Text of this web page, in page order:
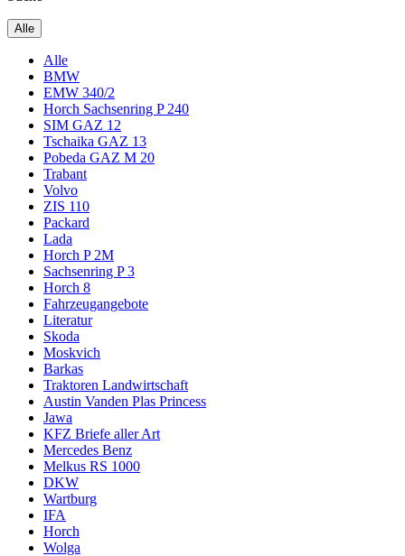
Alle
Alle
BMW
EMW 340/2
Horch Sachsenring P 240
SIM GAZ 12
Tschaika GAZ 13
Pobeda GAZ M 20
Trabant
Volvo
ZIS 110
Packard
Lada
Horch P 2M
Sachsenring P 3
Horch 8
Fahrzeugangebote
Literatur
Skoda
Moskvich
Barkas
Traktoren Landwirtschaft
Austin Vanden Plas Princess
Jawa
KFZ Briefe aller Art
Mercedes Benz
Melkus RS 1000
DKW
Wartburg
IFA
Horch
Wolga